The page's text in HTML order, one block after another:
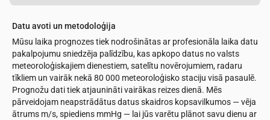
Datu avoti un metodoloģija
Mūsu laika prognozes tiek nodrošinātas ar profesionāla laika datu
pakalpojumu sniedzēja palīdzību, kas apkopo datus no valsts
meteoroloģiskajiem dienestiem, satelītu novērojumiem, radaru
tīkliem un vairāk nekā 80 000 meteoroloģisko staciju visā pasaulē.
Prognožu dati tiek atjaunināti vairākas reizes dienā. Mēs
pārveidojam neapstrādātus datus skaidros kopsavilkumos — vēja
ātrums m/s, spiediens mmHg — lai jūs varētu plānot savu dienu ar